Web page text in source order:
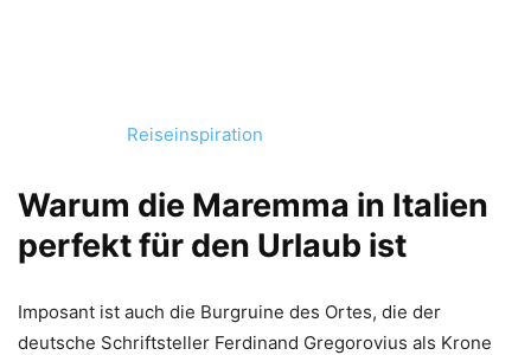
Reiseinspiration
Warum die Maremma in Italien
perfekt für den Urlaub ist
Imposant ist auch die Burgruine des Ortes, die der
deutsche Schriftsteller Ferdinand Gregorovius als Krone